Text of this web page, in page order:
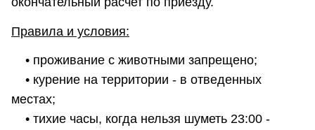
Правила и условия:
• проживание с животными запрещено;
• курение на территории - в отведенных
местах;
• тихие часы, когда нельзя шуметь 23:00 -